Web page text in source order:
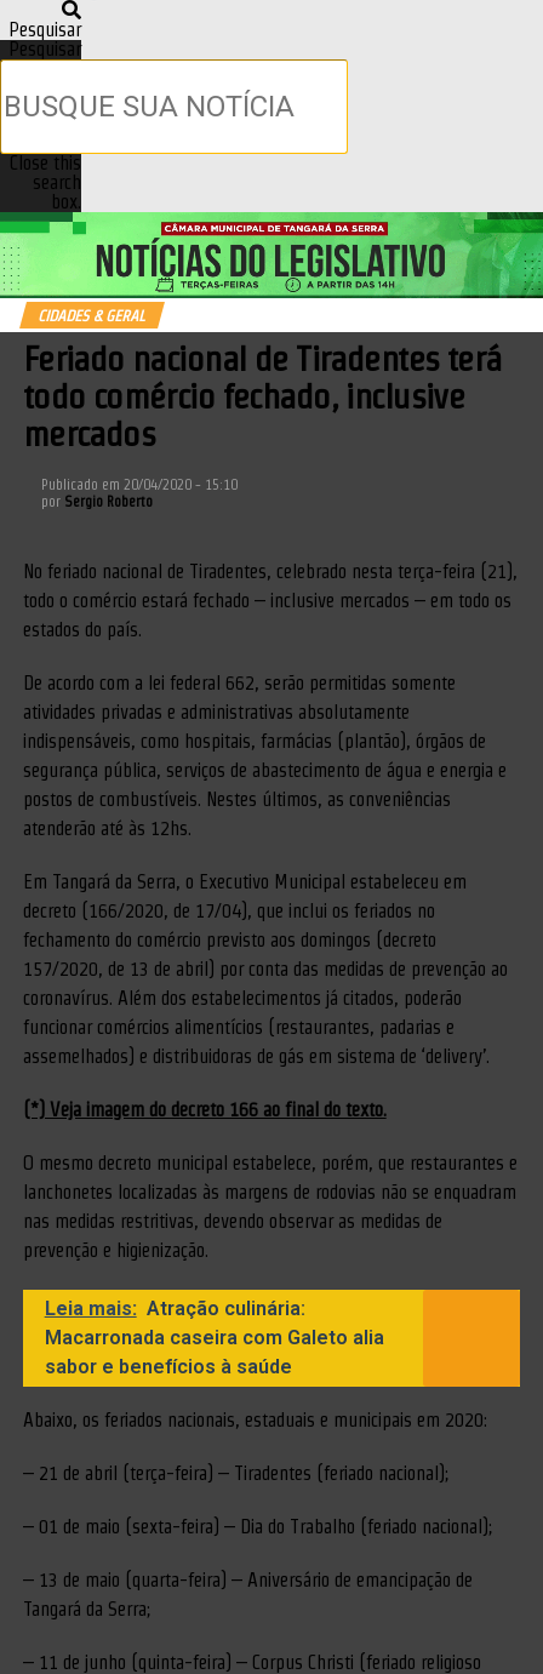
Pesquisar
Pesquisar
Close this
search
box.
CIDADES & GERAL
Feriado nacional de Tiradentes terá
todo comércio fechado, inclusive
mercados
Publicado em 20/04/2020 - 15:10
por Sergio Roberto
No feriado nacional de Tiradentes, celebrado nesta terça-feira (21),
todo o comércio estará fechado – inclusive mercados – em todo os
estados do país.
De acordo com a lei federal 662, serão permitidas somente
atividades privadas e administrativas absolutamente
indispensáveis, como hospitais, farmácias (plantão), órgãos de
segurança pública, serviços de abastecimento de água e energia e
postos de combustíveis. Nestes últimos, as conveniências
atenderão até às 12hs.
Em Tangará da Serra, o Executivo Municipal estabeleceu em
decreto (166/2020, de 17/04), que inclui os feriados no
fechamento do comércio previsto aos domingos (decreto
157/2020, de 13 de abril) por conta das medidas de prevenção ao
coronavírus. Além dos estabelecimentos já citados, poderão
funcionar comércios alimentícios (restaurantes, padarias e
assemelhados) e distribuidoras de gás em sistema de ‘delivery’.
(*) Veja imagem do decreto 166 ao final do texto.
O mesmo decreto municipal estabelece, porém, que restaurantes e
lanchonetes localizadas às margens de rodovias não se enquadram
nas medidas restritivas, devendo observar as medidas de
prevenção e higienização.
Leia mais: Atração culinária:
Macarronada caseira com Galeto alia
sabor e benefícios à saúde
Abaixo, os feriados nacionais, estaduais e municipais em 2020:
– 21 de abril (terça-feira) – Tiradentes (feriado nacional);
– 01 de maio (sexta-feira) – Dia do Trabalho (feriado nacional);
– 13 de maio (quarta-feira) – Aniversário de emancipação de
Tangará da Serra;
– 11 de junho (quinta-feira) – Corpus Christi (feriado religioso